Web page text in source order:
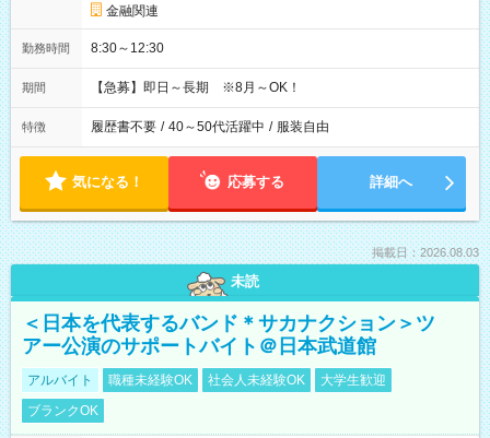
金融関連
勤務時間 8:30～12:30
期間 【急募】即日～長期 ※8月～OK！
特徴 履歴書不要 / 40～50代活躍中 / 服装自由
気になる！ 応募する 詳細へ
掲載日：2026.08.03
未読
＜日本を代表するバンド＊サカナクション＞ツ
アー公演のサポートバイト＠日本武道館
アルバイト 職種未経験OK 社会人未経験OK
大学生歓迎
ブランクOK